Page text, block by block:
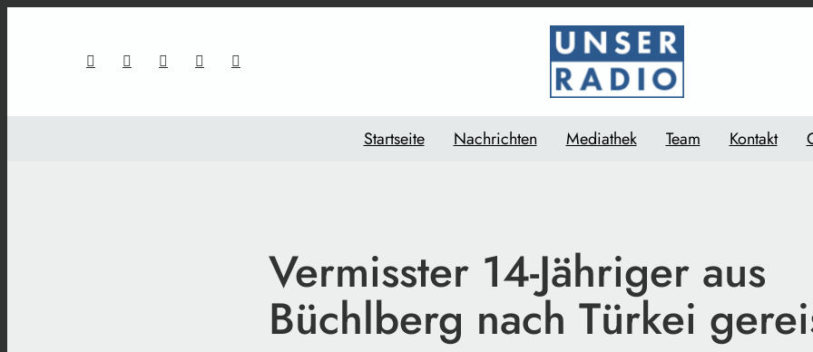
Startseite Nachrichten Mediathek Team Kontakt
Vermisster 14-Jähriger aus
Büchlberg nach Türkei